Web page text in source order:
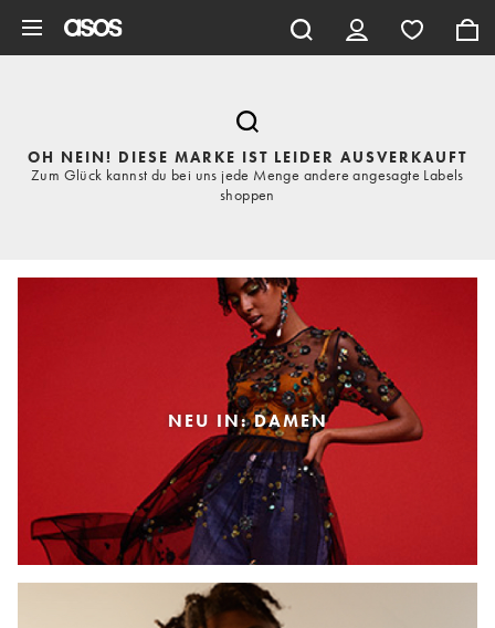
OH NEIN! DIESE MARKE IST LEIDER AUSVERKAUFT
Zum Glück kannst du bei uns jede Menge andere angesagte Labels
shoppen
NEU IN: DAMEN